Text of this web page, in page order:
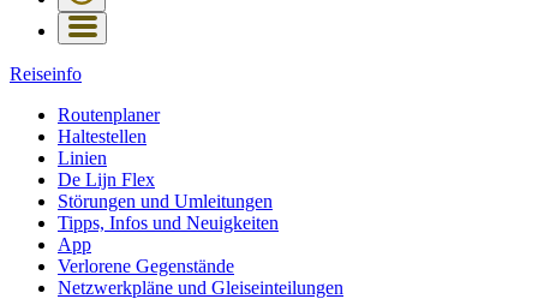
Reiseinfo
Routenplaner
Haltestellen
Linien
De Lijn Flex
Störungen und Umleitungen
Tipps, Infos und Neuigkeiten
App
Verlorene Gegenstände
Netzwerkpläne und Gleiseinteilungen